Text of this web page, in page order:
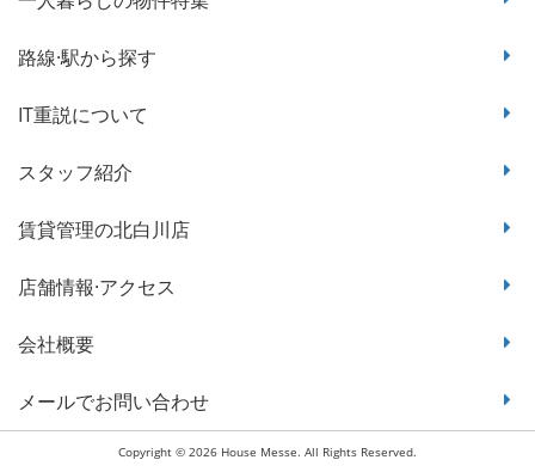
路線·駅から探す
IT重説について
スタッフ紹介
賃貸管理の北白川店
店舗情報·アクセス
会社概要
メールでお問い合わせ
Copyright © 2026 House Messe. All Rights Reserved.